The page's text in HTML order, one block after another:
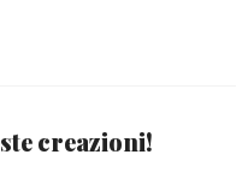
creazioni!